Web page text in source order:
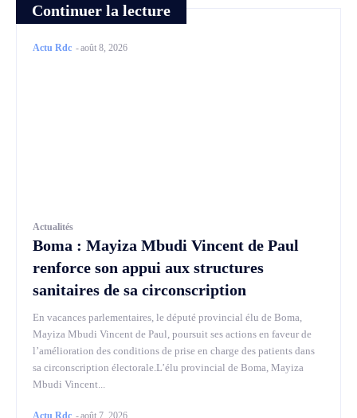
Continuer la lecture
Actu Rdc -août 8, 2026
Actualités
Boma : Mayiza Mbudi Vincent de Paul
renforce son appui aux structures
sanitaires de sa circonscription
En vacances parlementaires, le député provincial élu de Boma,
Mayiza Mbudi Vincent de Paul, poursuit ses actions en faveur de
l’amélioration des conditions de prise en charge des patients dans
sa circonscription électorale.L’élu provincial de Boma, Mayiza
Mbudi Vincent...
Actu Rdc -août 7, 2026